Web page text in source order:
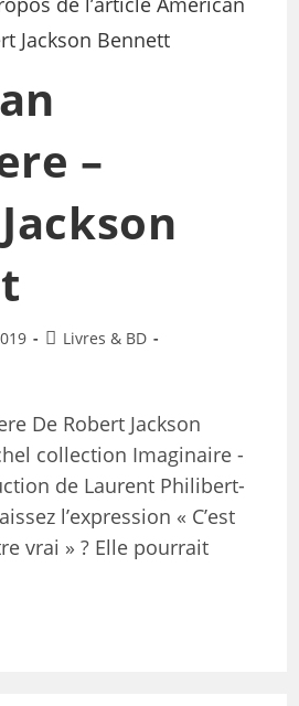
–
Livres & BD
De Robert Jackson
collection Imaginaire -
de Laurent Philibert-
l’expression « C’est
vrai » ? Elle pourrait